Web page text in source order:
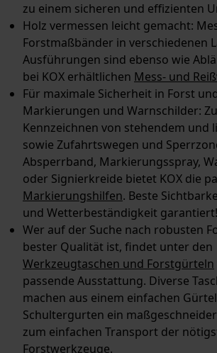
zu einem sicheren und effizienten
Holz vermessen leicht gemacht:
Forstmaßbänder in verschiedenen
Ausführungen sind ebenso wie
bei KOX erhältlichen Mess- und
Für maximale Sicherheit in Forst
Markierungen und Warnschilder:
Kennzeichnen von stehendem und
sowie Zufahrtswegen und
Absperrband, Markierungsspray,
oder Signierkreide bietet KOX die
Markierungshilfen. Beste
und Wetterbeständigkeit garantiert!
Wer auf der Suche nach robusten
bester Qualität ist, findet unter den
Werkzeugtaschen und Forstgürteln
passende Ausstattung. Diverse
machen aus einem einfachen
Schultergurten ein
zum einfachen Transport der
Forstwerkzeuge.